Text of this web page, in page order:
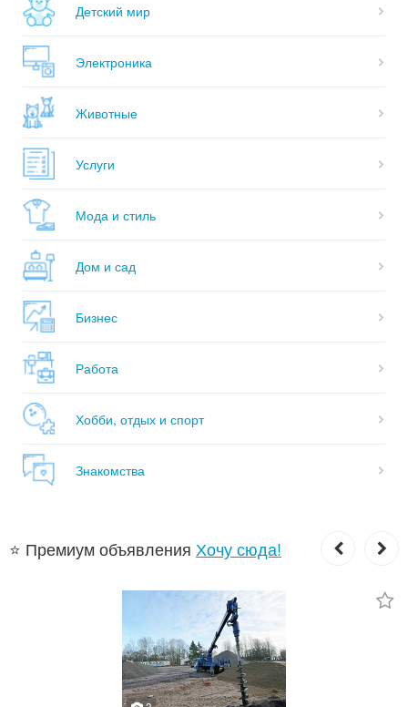
Детский мир
Электроника
Животные
Услуги
Мода и стиль
Дом и сад
Бизнес
Работа
Хобби, отдых и спорт
Знакомства
⭐ Премиум объявления Хочу сюда!